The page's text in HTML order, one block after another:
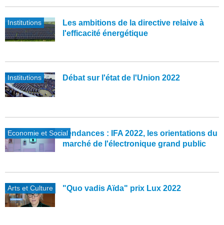
Institutions
Les ambitions de la directive relaive à
l'efficacité énergétique
Institutions Débat sur l'état de l'Union 2022
Economie et SocialTendances : IFA 2022, les orientations du
marché de l'électronique grand public
Arts et Culture "Quo vadis Aïda" prix Lux 2022